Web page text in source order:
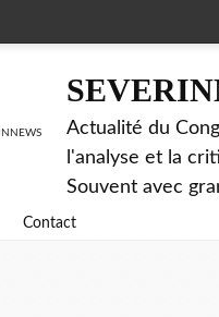
Actualité du
l'analyse et la
Souvent avec
Contact